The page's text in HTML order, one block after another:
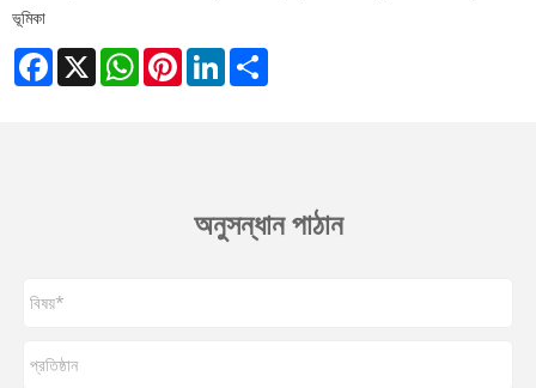
ভূমিকা
Facebook
X WhatsAppPinterestLinkedIn
অনুসন্ধান পাঠান